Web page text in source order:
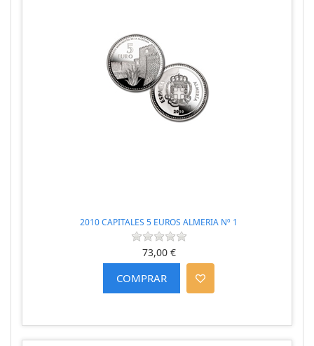
2010 CAPITALES 5 EUROS ALMERIA Nº 1
73,00 €